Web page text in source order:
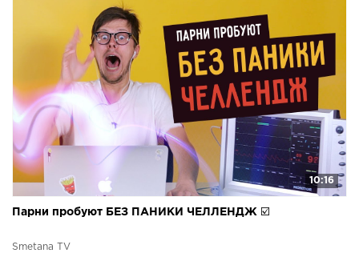
10:16
Парни пробуют БЕЗ ПАНИКИ ЧЕЛЛЕНДЖ ☑️
Smetana TV